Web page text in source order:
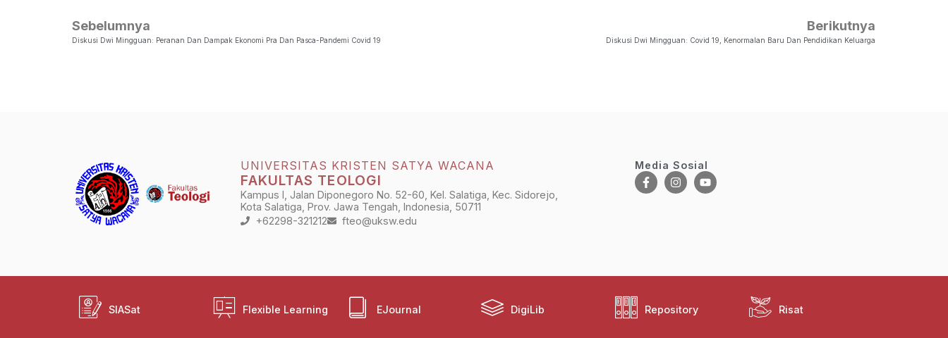
Sebelumnya
Diskusi Dwi Mingguan: Peranan Dan Dampak Ekonomi Pra Dan Pasca-Pandemi Covid 19
Berikutnya
Diskusi Dwi Mingguan: Covid 19, Kenormalan Baru Dan Pendidikan Keluarga
UNIVERSITAS KRISTEN SATYA WACANA
FAKULTAS TEOLOGI
Kampus I, Jalan Diponegoro No. 52-60, Kel. Salatiga, Kec. Sidorejo,
Kota Salatiga, Prov. Jawa Tengah, Indonesia, 50711
+62298-321212
fteo@uksw.edu
Media Sosial
SIASat Flexible Learning EJournal DigiLib Repository Risat